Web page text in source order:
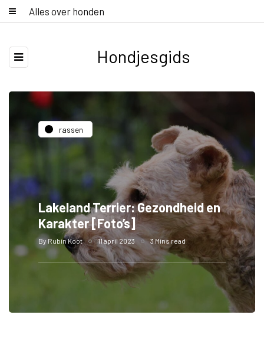
Alles over honden
Hondjesgids
rassen
Lakeland Terrier: Gezondheid en
Karakter [Foto’s]
By Rubin Koot 11 april 2023 3 Mins read